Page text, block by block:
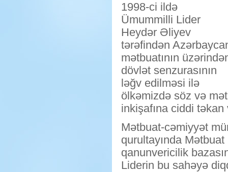
1998-ci ildə
Ümummilli Lider
Heydər Əliyev
tərəfindən
mətbuatının
dövlət senzurasının
ləğv edilməsi ilə
ölkəmizdə söz və
inkişafına ciddi təkan
Mətbuat-cəmiyyət
qurultayında Mətbuat
qanunvericilik
Liderin bu sahəyə